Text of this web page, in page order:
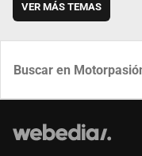
VER MÁS TEMAS